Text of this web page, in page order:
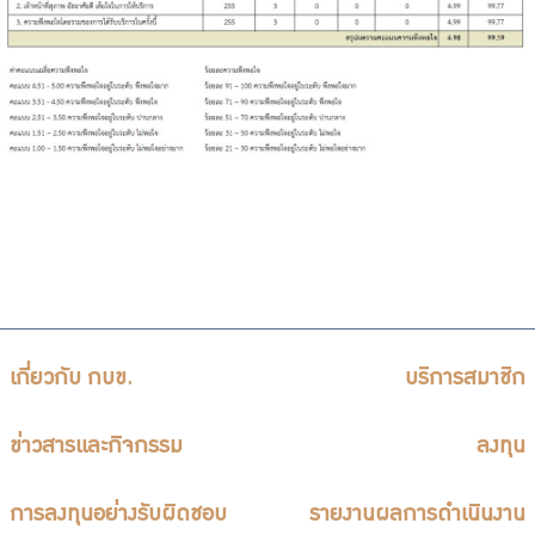
เกี่ยวกับ กบข. บริการสมาชิก
ข่าวสารและกิจกรรม ลงทุน
การลงทุนอย่างรับผิดชอบ รายงานผลการดำเนินงาน